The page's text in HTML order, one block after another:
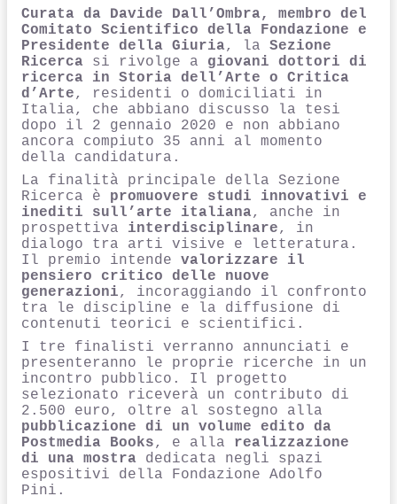
Curata da Davide Dall’Ombra, membro del
Comitato Scientifico della Fondazione e
Presidente della Giuria, laSezione
Ricerca si rivolge a giovani dottori di
ricerca in Storia dell’Arte o Critica
d’Arte, residenti o domiciliati in
Italia, che abbiano discusso la tesi
dopo il 2 gennaio 2020 e non abbiano
ancora compiuto 35 anni al momento
della candidatura.
La finalità principale della Sezione
Ricerca è promuovere studi innovativi e
inediti sull’arte italiana, anche in
prospettiva interdisciplinare, in
dialogo tra arti visive e letteratura.
Il premio intendevalorizzare il
pensiero critico delle nuove
generazioni, incoraggiando il confronto
tra le discipline e la diffusione di
contenuti teorici e scientifici.
I tre finalisti verranno annunciati e
presenteranno le proprie ricerche in un
incontro pubblico. Il progetto
selezionato riceverà un contributo di
2.500 euro, oltre al sostegno alla
pubblicazione di un volume edito da
Postmedia Books, e alla realizzazione
di una mostra dedicata negli spazi
espositivi della Fondazione Adolfo
Pini.